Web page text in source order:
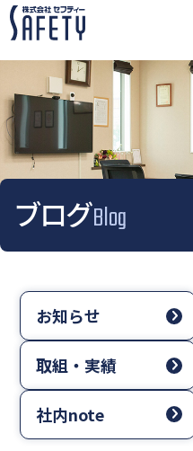
ブログBlog
お知らせ
取組・実績
社内note